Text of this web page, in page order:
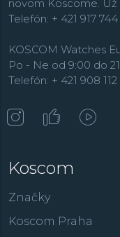
novom Koscome. Už
Telefón: + 421 917 744
KOSCOM Watches
Po - Ne od 9:00 do
Telefón: + 421 908
Koscom
Značky
Koscom Praha